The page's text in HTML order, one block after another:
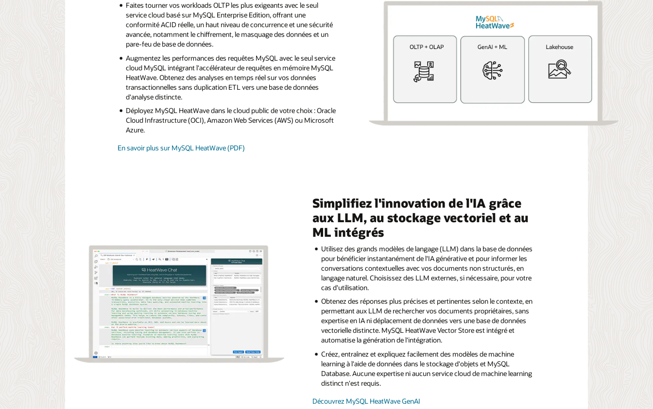
Faites tourner vos workloads OLTP les plus exigeants avec le seul
service cloud basé sur MySQL Enterprise Edition, offrant une
conformité ACID réelle, un haut niveau de concurrence et une sécurité
avancée, notamment le chiffrement, le masquage des données et un
pare-feu de base de données.
Augmentez les performances des requêtes MySQL avec le seul service
cloud MySQL intégrant l'accélérateur de requêtes en mémoire MySQL
HeatWave. Obtenez des analyses en temps réel sur vos données
transactionnelles sans duplication ETL vers une base de données
d'analyse distincte.
Déployez MySQL HeatWave dans le cloud public de votre choix : Oracle
Cloud Infrastructure (OCI), Amazon Web Services (AWS) ou Microsoft
Azure.
En savoir plus sur MySQL HeatWave (PDF)
Simplifiez l'innovation de l'IA grâce
aux LLM, au stockage vectoriel et au
ML intégrés
Utilisez des grands modèles de langage (LLM) dans la base de données
pour bénéficier instantanément de l'IA générative et pour informer les
conversations contextuelles avec vos documents non structurés, en
langage naturel. Choisissez des LLM externes, si nécessaire, pour votre
cas d'utilisation.
Obtenez des réponses plus précises et pertinentes selon le contexte, en
permettant aux LLM de rechercher vos documents propriétaires, sans
expertise en IA ni déplacement de données vers une base de données
vectorielle distincte. MySQL HeatWave Vector Store est intégré et
automatise la génération de l'intégration.
Créez, entraînez et expliquez facilement des modèles de machine
learning à l'aide de données dans le stockage d'objets et MySQL
Database. Aucune expertise ni aucun service cloud de machine learning
distinct n'est requis.
Découvrez MySQL HeatWave GenAI